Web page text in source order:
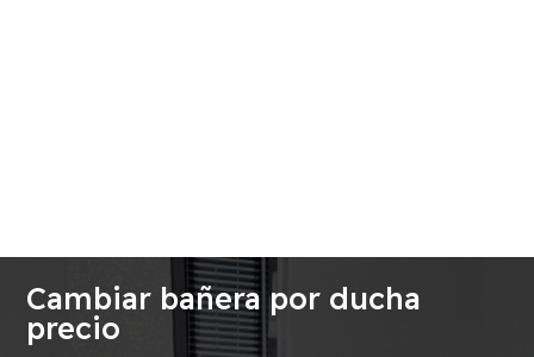
Cambiar bañera por ducha
precio